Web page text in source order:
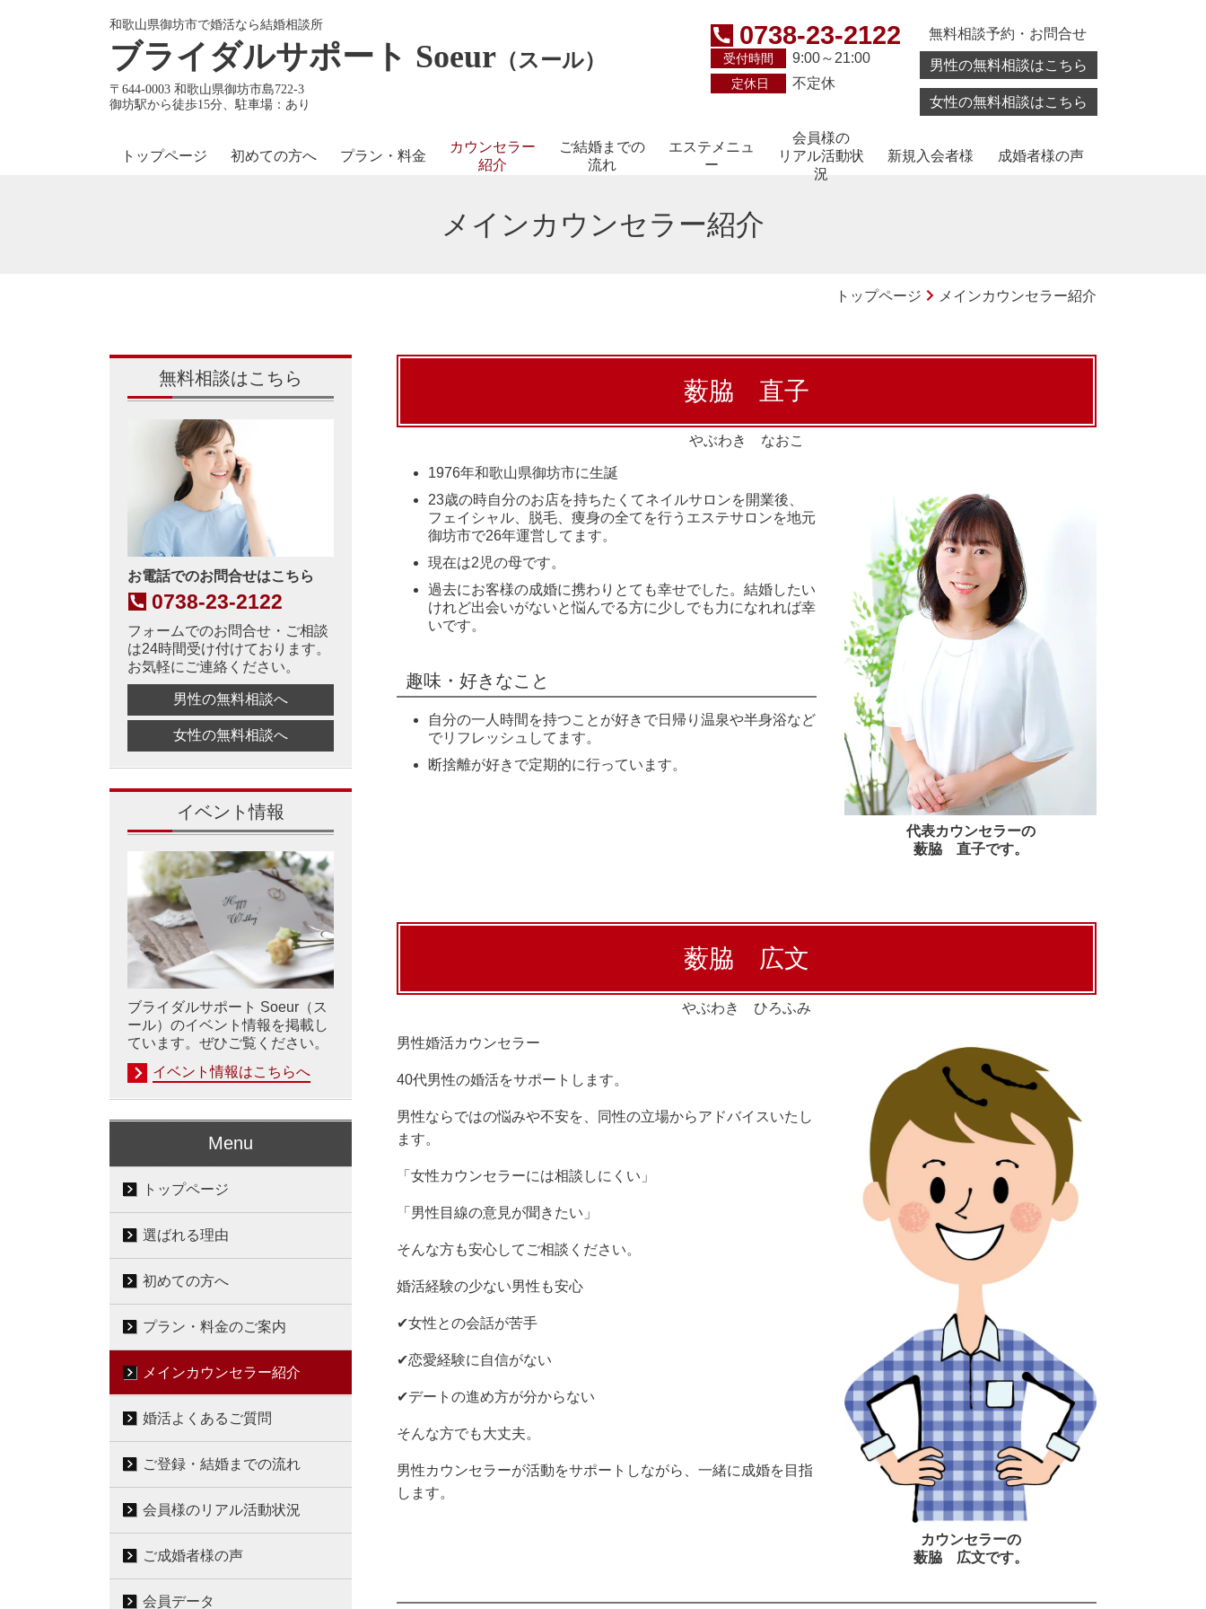
和歌山県御坊市で婚活なら結婚相談所
ブライダルサポート Soeur （スール）
〒644-0003 和歌山県御坊市島722-3
御坊駅から徒歩15分、駐車場：あり
0738-23-2122
受付時間 9:00～21:00
定休日 不定休
無料相談予約・お問合せ
男性の無料相談はこちら
女性の無料相談はこちら
トップページ 初めての方へ プラン・料金
カウンセラー
紹介
ご結婚までの
流れ
エステメニュ
ー
会員様の
リアル活動状
況
新規入会者様 成婚者様の声
メインカウンセラー紹介
トップページ メインカウンセラー紹介
薮脇 直子
やぶわき なおこ
代表カウンセラーの
薮脇 直子です。
1976年和歌山県御坊市に生誕
23歳の時自分のお店を持ちたくてネイルサロンを開業後、
フェイシャル、脱毛、痩身の全てを行うエステサロンを地元
御坊市で26年運営してます。
現在は2児の母です。
過去にお客様の成婚に携わりとても幸せでした。結婚したい
けれど出会いがないと悩んでる方に少しでも力になれれば幸
いです。
趣味・好きなこと
自分の一人時間を持つことが好きで日帰り温泉や半身浴など
でリフレッシュしてます。
断捨離が好きで定期的に行っています。
薮脇 広文
やぶわき ひろふみ
カウンセラーの
薮脇 広文です。
男性婚活カウンセラー
40代男性の婚活をサポートします。
男性ならではの悩みや不安を、同性の立場からアドバイスいたし
ます。
「女性カウンセラーには相談しにくい」
「男性目線の意見が聞きたい」
そんな方も安心してご相談ください。
婚活経験の少ない男性も安心
✔女性との会話が苦手
✔恋愛経験に自信がない
✔デートの進め方が分からない
そんな方でも大丈夫。
男性カウンセラーが活動をサポートしながら、一緒に成婚を目指
します。
無料相談はこちら
お電話でのお問合せはこちら
0738-23-2122
フォームでのお問合せ・ご相談
は24時間受け付けております。
お気軽にご連絡ください。
男性の無料相談へ
女性の無料相談へ
イベント情報
ブライダルサポート Soeur（ス
ール）のイベント情報を掲載し
ています。ぜひご覧ください。
イベント情報はこちらへ
Menu
トップページ
選ばれる理由
初めての方へ
プラン・料金のご案内
メインカウンセラー紹介
婚活よくあるご質問
ご登録・結婚までの流れ
会員様のリアル活動状況
ご成婚者様の声
会員データ